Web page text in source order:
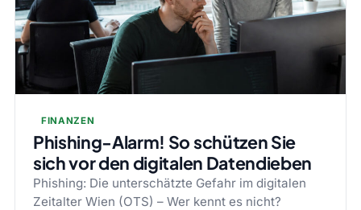
FINANZEN
Phishing-Alarm! So schützen Sie
sich vor den digitalen Datendieben
Phishing: Die unterschätzte Gefahr im digitalen
Zeitalter Wien (OTS) – Wer kennt es nicht?